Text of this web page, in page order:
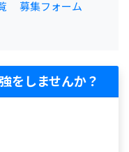
募集フォーム
をしませんか？